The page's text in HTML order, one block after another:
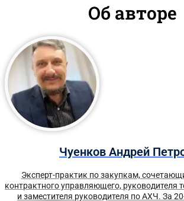
Об авторе
Чуенков Андрей
Эксперт-практик по закупкам,
контрактного управляющего, руководителя
и заместителя руководителя по АХЧ. За